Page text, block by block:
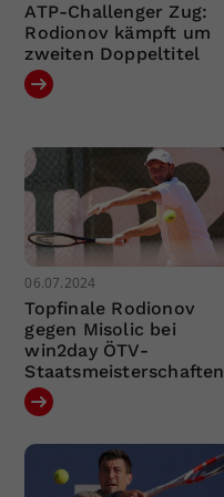
ATP-Challenger Zug:
Rodionov kämpft um
zweiten Doppeltitel
06.07.2024
Topfinale Rodionov
gegen Misolic bei
win2day ÖTV-
Staatsmeisterschaften